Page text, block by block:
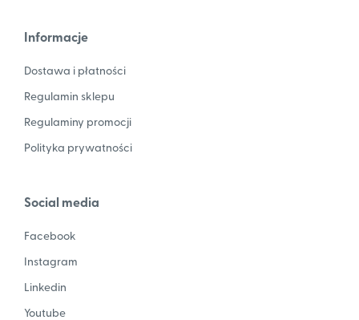
Informacje
Dostawa i płatności
Regulamin sklepu
Regulaminy promocji
Polityka prywatności
Social media
Facebook
Instagram
Linkedin
Youtube